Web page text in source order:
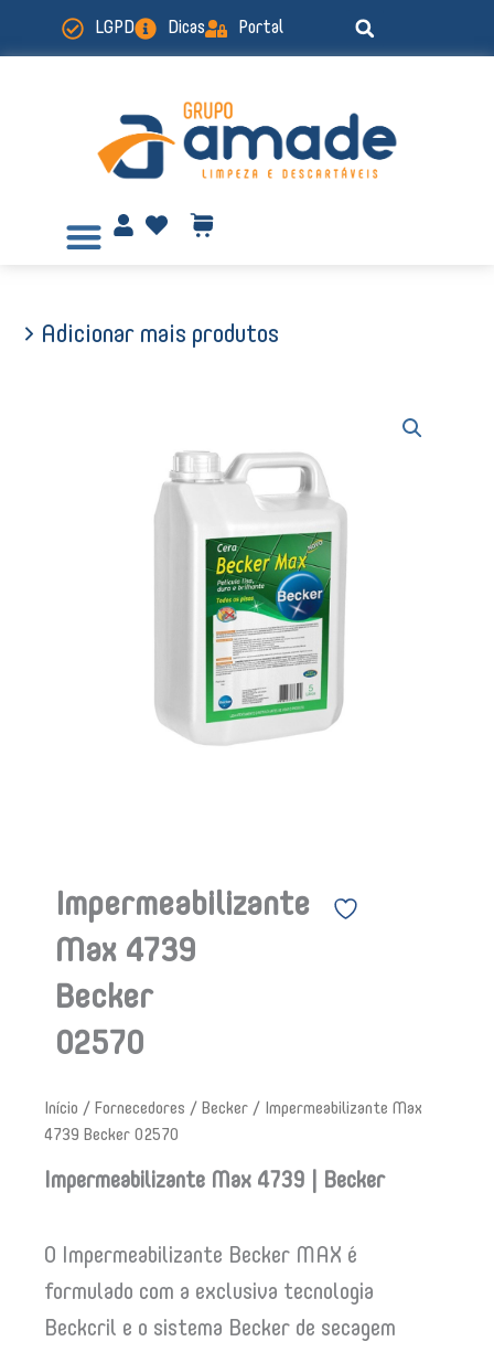
LGPD Dicas Portal
> Adicionar mais produtos
Impermeabilizante
Max 4739
Becker
02570
Início / Fornecedores / Becker / Impermeabilizante Max
4739 Becker 02570
Impermeabilizante Max 4739 | Becker
O Impermeabilizante Becker MAX é
formulado com a exclusiva tecnologia
Beckcril e o sistema Becker de secagem